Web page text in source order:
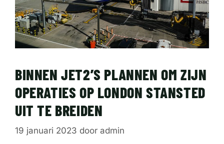
BINNEN JET2’S PLANNEN OM ZIJN
OPERATIES OP LONDON STANSTED
UIT TE BREIDEN
19 januari 2023 door admin